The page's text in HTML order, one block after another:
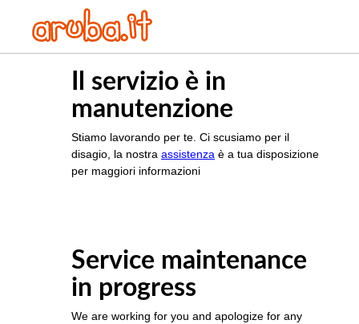
Il servizio è in
manutenzione
Stiamo lavorando per te. Ci scusiamo per il
disagio, la nostra assistenza è a tua disposizione
per maggiori informazioni
Service maintenance
in progress
We are working for you and apologize for any